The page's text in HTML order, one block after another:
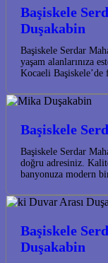
Başiskele
Duşakabin
Başiskele Serdar
yaşam alanlarınıza
Kocaeli
Başiskele
Başiskele Serdar
doğru adresiniz.
banyonuza modern
Başiskele
Duşakabin